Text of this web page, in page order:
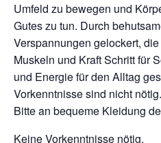
Umfeld zu bewegen und
Gutes zu tun. Durch
Verspannungen gelockert,
Muskeln und Kraft Schritt für
und Energie für den Alltag
Vorkenntnisse sind nicht nötig.
Bitte an bequeme Kleidung
Keine Vorkenntnisse nötig.